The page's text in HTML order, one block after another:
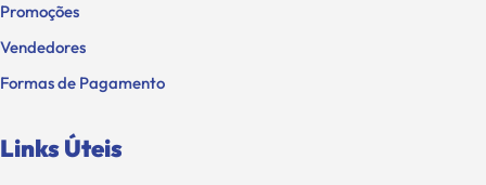
Promoções
Vendedores
Formas de Pagamento
Links Úteis